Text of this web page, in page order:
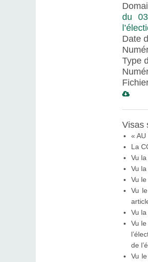
du
Date
Type
Visas
« AU
La
Vu
Vu
Vu
Vu
Vu
Vu
de
Vu